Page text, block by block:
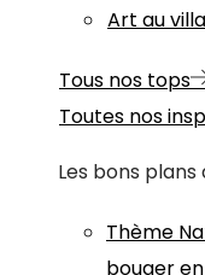
Art au
Tous nos tops
Toutes nos
Les bons plans
Thème
bouger